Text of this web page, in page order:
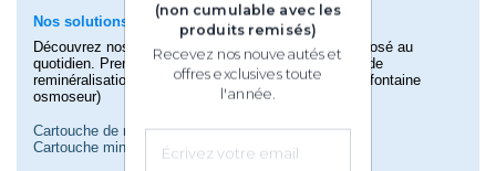
Nos solutions de reminéralisation
Découvrez nos solutions pour profiter d'une eau osmosé au
quotidien. Première solution, intégrer une cartouche de
reminéralisation à votre osmoseur domestique (hors fontaine
osmoseur)
Cartouche de reminéralisation Ecosoft
Cartouche minérale Pure Balance
(non cumulable avec les
produits remisés)
Recevez nos nouveautés et
offres exclusives toute
l'année.